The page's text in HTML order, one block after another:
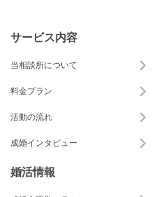
サービス内容
当相談所について
料金プラン
活動の流れ
成婚インタビュー
婚活情報